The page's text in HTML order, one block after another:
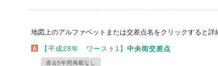
地図上のアルファベットまたは交差点名をクリックすると
【平成28年 ワースト1】 中央街交差点
過去5年間掲載なし